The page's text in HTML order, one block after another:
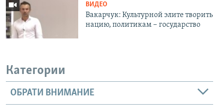
ВИДЕО
Вакарчук: Культурной элите творить
нацию, политикам − государство
Категории
ОБРАТИ ВНИМАНИЕ